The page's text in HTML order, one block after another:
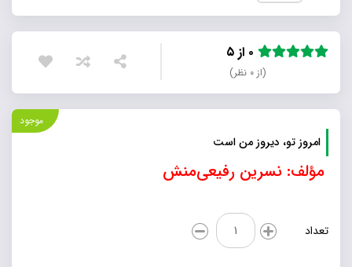
(از ۰ نظر)
موجود
امروز تو، دیروز من است
مؤلف: نسرین رفیعی‌منش
تعداد
امروز
تو،
دیروز